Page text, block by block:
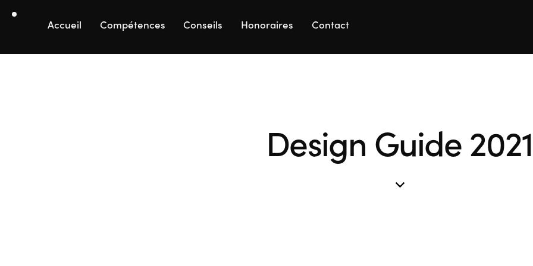
Accueil Compétences Conseils Honoraires Contact
Design Guide 2021